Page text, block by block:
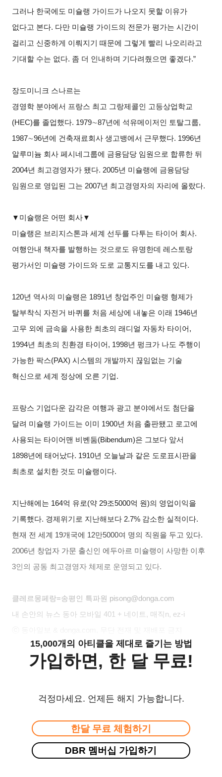
그러나 한국에도 미슐랭 가이드가 나오지 못할 이유가
없다고 본다. 다만 미슐랭 가이드의 전문가 평가는 시간이
걸리고 신중하게 이뤄지기 때문에 그렇게 빨리 나오리라고
기대할 수는 없다. 좀 더 인내하며 기다려줬으면 좋겠다.”
장도미니크 스나르는
경영학 분야에서 프랑스 최고 그랑제콜인 고등상업학교
(HEC)를 졸업했다. 1979∼87년에 석유메이저인 토탈그룹,
1987∼96년에 건축재료회사 생고뱅에서 근무했다. 1996년
알루미늄 회사 페시네그룹에 금융담당 임원으로 합류한 뒤
2004년 최고경영자가 됐다. 2005년 미슐랭에 금융담당
임원으로 영입된 그는 2007년 최고경영자의 자리에 올랐다.
▼ 미슐랭은 어떤 회사▼
미슐랭은 브리지스톤과 세계 선두를 다투는 타이어 회사.
여행안내 책자를 발행하는 것으로도 유명한데 레스토랑
평가서인 미슐랭 가이드와 도로 교통지도를 내고 있다.
120년 역사의 미슐랭은 1891년 창업주인 미슐랭 형제가
탈부착식 자전거 바퀴를 처음 세상에 내놓은 이래 1946년
고무 외에 금속을 사용한 최초의 래디얼 자동차 타이어,
1994년 최초의 친환경 타이어, 1998년 펑크가 나도 주행이
가능한 팍스(PAX) 시스템의 개발까지 끊임없는 기술
혁신으로 세계 정상에 오른 기업.
프랑스 기업다운 감각은 여행과 광고 분야에서도 첨단을
달려 미슐랭 가이드는 이미 1900년 처음 출판됐고 로고에
사용되는 타이어맨 비벤둠(Bibendum)은 그보다 앞서
1898년에 태어났다. 1910년 오늘날과 같은 도로표시판을
최초로 설치한 것도 미슐랭이다.
지난해에는 164억 유로(약 29조5000억 원)의 영업이익을
기록했다. 경제위기로 지난해보다 2.7% 감소한 실적이다.
현재 전 세계 19개국에 12만5000여 명의 직원을 두고 있다.
2006년 창업자 가문 출신인 에두아르 미슐랭이 사망한 이후
3인의 공동 최고경영자 체제로 운영되고 있다.
클레르몽페랑=송평인 특파원 pisong@donga.com
내 손안의 뉴스 동아 모바일 401 + 네이트, 매직n, ez-i
15,000개의 아티클을 제대로 즐기는 방법
가입하면, 한 달 무료!
걱정마세요. 언제든 해지 가능합니다.
한달 무료 체험하기
DBR 멤버십 가입하기